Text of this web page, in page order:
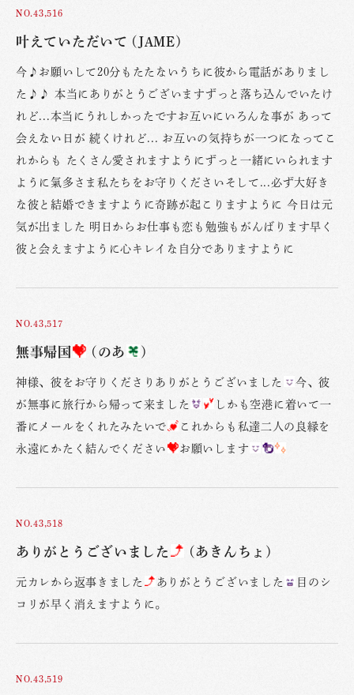
NO.43,516
叶えていただいて (JAME)
今♪お願いして20分もたたないうちに彼から電話がありまし
た♪♪ 本当にありがとうございますずっと落ち込んでいたけ
れど...本当にうれしかったですお互いにいろんな事が あって
会えない日が 続くけれど... お互いの気持ちが一つになってこ
れからも たくさん愛されますようにずっと一緒にいられます
ように氣多さま私たちをお守りくださいそして...必ず大好き
な彼と結婚できますように奇跡が起こりますように 今日は元
気が出ました 明日からお仕事も恋も勉強もがんばります早く
彼と会えますように心キレイな自分でありますように
NO.43,517
無事帰国 (のあ )
神様、彼をお守りくださりありがとうございました
今、彼
が無事に旅行から帰って来ました
しかも空港に着いて一
番にメールをくれたみたいで
これからも私達二人の良縁を
永遠にかたく結んでください
お願いします
NO.43,518
ありがとうございました (あきんちょ)
元カレから返事きました ありがとうございました
目のシ
コリが早く消えますように。
NO.43,519